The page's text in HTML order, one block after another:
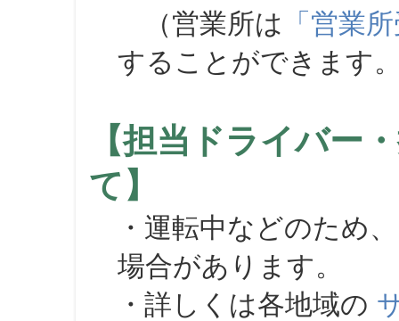
（営業所は 「営業
することができます
【担当ドライバー
て】
・運転中などのため
場合があります。
・詳しくは各地域の